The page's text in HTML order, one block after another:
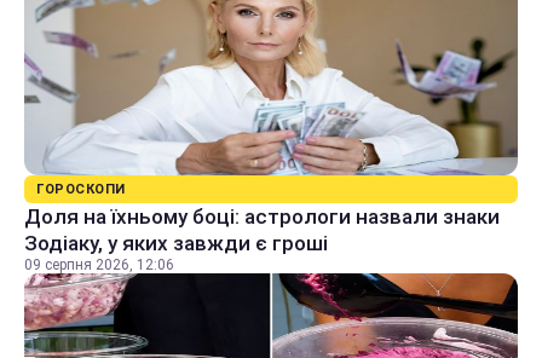
ГОРОСКОПИ
Доля на їхньому боці: астрологи назвали знаки
Зодіаку, у яких завжди є гроші
09 серпня 2026, 12:06